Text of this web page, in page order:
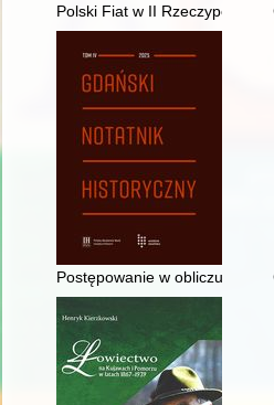
Polski Fiat w II
Postępowanie w obliczu